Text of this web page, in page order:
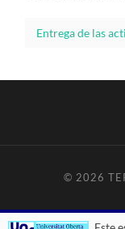
Entrega de las
© 2026